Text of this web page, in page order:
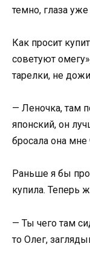
темно, глаза уже
Как просит
советуют
тарелки, не
— Леночка, там
японский, он
бросала она мне
Раньше я бы
купила. Теперь
— Ты чего там
то Олег,